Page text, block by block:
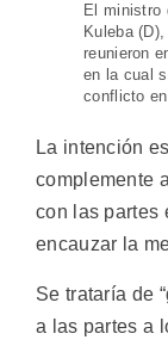
El ministro
Kuleba
reunieron
en la cual
conflicto
La intención
complemente
con las partes
encauzar la
Se trataría de
a las partes a